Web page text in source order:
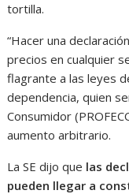
tortilla.
“Hacer una
precios en cualquier
flagrante a las leyes
dependencia, quien
Consumidor
aumento arbitrario.
La SE dijo que las
pueden llegar a